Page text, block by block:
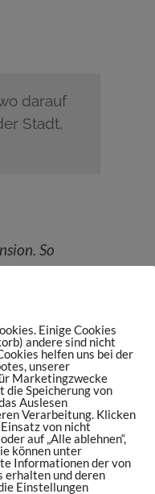
darauf
Stadt,
So
schon der
Einige Cookies
andere sind nicht
helfen uns bei der
unserer
Marketingzwecke
die Speicherung von
Auslesen
Verarbeitung. Klicken
Einsatz von nicht
auf „Alle ablehnen“,
können unter
Informationen der von
erhalten und deren
Einstellungen